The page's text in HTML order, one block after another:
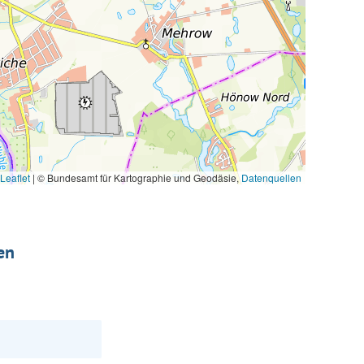
| © Bundesamt für Kartographie und Geodäsie,Datenquellen